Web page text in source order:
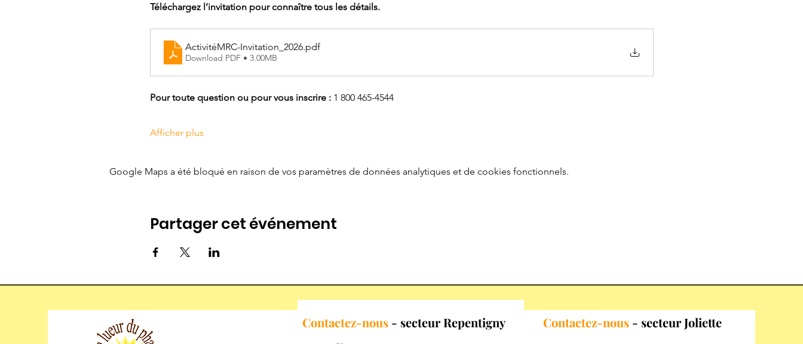
Téléchargez l’invitation pour connaître tous les détails.
ActivitéMRC-Invitation_2026.pdf
Download PDF • 3.00MB
Pour toute question ou pour vous inscrire : 1 800 465-4544
Afficher plus
Google Maps a été bloqué en raison de vos paramètres de données analytiques et de cookies fonctionnels.
Partager cet événement
Contactez-nous - secteur Repentigny Contactez-nous - secteur Joliette